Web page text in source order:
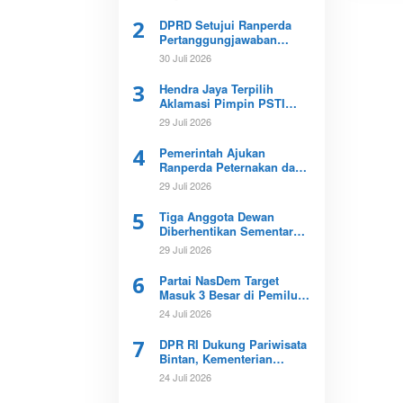
2
DPRD Setujui Ranperda
Pertanggungjawaban
APBD Kepri 2025
30 Juli 2026
3
Hendra Jaya Terpilih
Aklamasi Pimpin PSTI
Kota Tanjungpinang
29 Juli 2026
4
Pemerintah Ajukan
Ranperda Peternakan dan
Kesehatan Hewan ke DPRD
Kepri
29 Juli 2026
5
Tiga Anggota Dewan
Diberhentikan Sementara
Buntut Kematian Dokter
Icha
29 Juli 2026
6
Partai NasDem Target
Masuk 3 Besar di Pemilu
2029
24 Juli 2026
7
DPR RI Dukung Pariwisata
Bintan, Kementerian
Imigrasi Diminta Tinjau
Ulang Bebas Visa
24 Juli 2026